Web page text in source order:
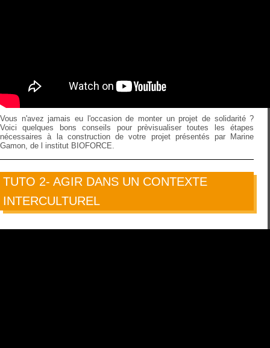
Vous n'avez jamais eu l'occasion de monter un projet de solidarité ?
Voici quelques bons conseils pour prèvisualiser toutes les étapes
nécessaires à la construction de votre projet présentés par Marine
Gamon, de l institut BIOFORCE.
TUTO 2- AGIR DANS UN CONTEXTE
INTERCULTUREL